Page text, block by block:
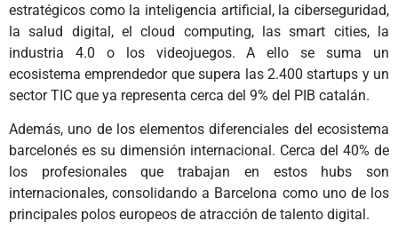
estratégicos como la inteligencia artificial, la ciberseguridad,
la salud digital, el cloud computing, las smart cities, la
industria 4.0 o los videojuegos. A ello se suma un
ecosistema emprendedor que supera las 2.400 startups y un
sector TIC que ya representa cerca del 9% del PIB catalán.
Además, uno de los elementos diferenciales del ecosistema
barcelonés es su dimensión internacional. Cerca del 40% de
los profesionales que trabajan en estos hubs son
internacionales, consolidando a Barcelona como uno de los
principales polos europeos de atracción de talento digital.